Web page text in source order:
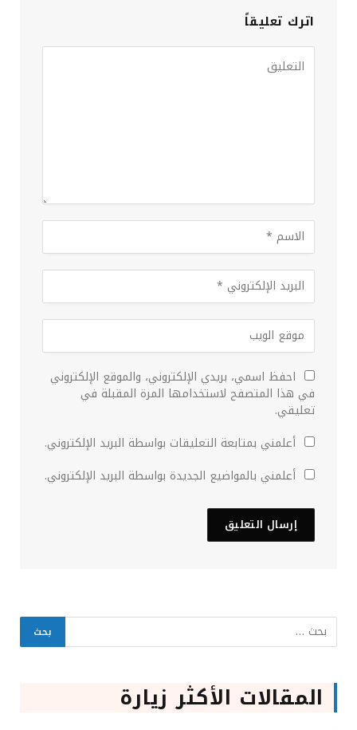
اترك تعليقاً
احفظ اسمي، بريدي الإلكتروني، والموقع الإلكتروني
في هذا المتصفح لاستخدامها المرة المقبلة في
تعليقي.
أعلمني بمتابعة التعليقات بواسطة البريد الإلكتروني.
أعلمني بالمواضيع الجديدة بواسطة البريد الإلكتروني.
المقالات الأكثر زيارة